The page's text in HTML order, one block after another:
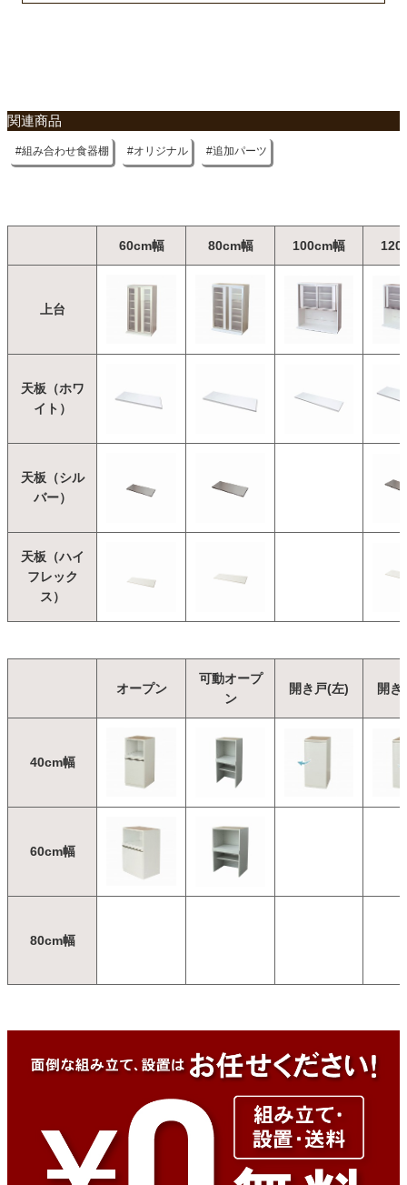
関連商品
組み合わせ食器棚 オリジナル 追加パーツ
60cm幅 80cm幅 100cm幅
上台
天板（ホワ
イト）
天板（シル
バー）
天板（ハイ
フレック
ス）
オープン
可動オープ
ン
開き戸(左) 開き
40cm幅
60cm幅
80cm幅